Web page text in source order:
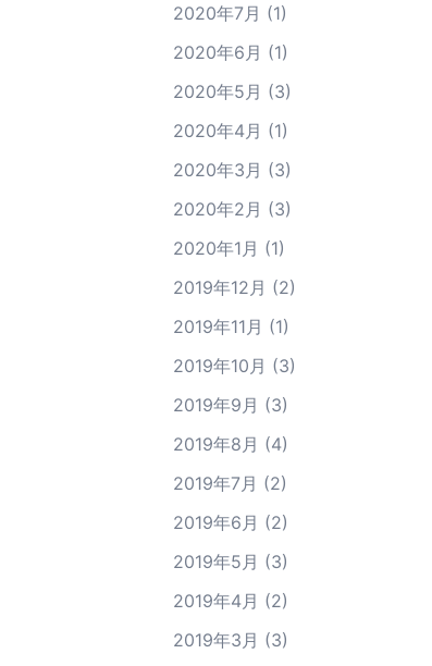
2020年7月 (1)
2020年6月 (1)
2020年5月 (3)
2020年4月 (1)
2020年3月 (3)
2020年2月 (3)
2020年1月 (1)
2019年12月 (2)
2019年11月 (1)
2019年10月 (3)
2019年9月 (3)
2019年8月 (4)
2019年7月 (2)
2019年6月 (2)
2019年5月 (3)
2019年4月 (2)
2019年3月 (3)